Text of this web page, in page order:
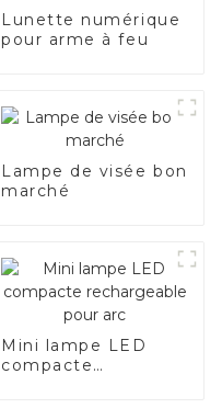
Lunette numérique
pour arme à feu
Lampe de visée bon
marché
Mini lampe LED
compacte